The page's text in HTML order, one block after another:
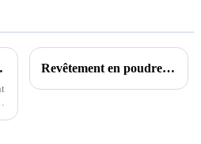
urbain Revêtement en poudre délicat